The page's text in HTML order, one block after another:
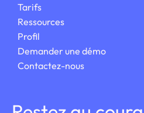
Tarifs
Ressources
Profil
Demander une démo
Contactez-nous